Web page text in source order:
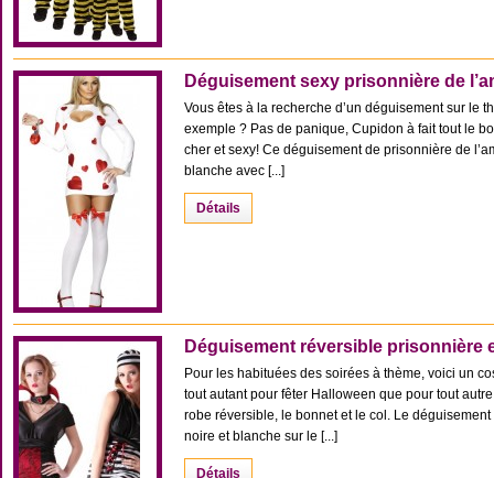
Déguisement sexy prisonnière de
Vous êtes à la recherche d’un déguisement sur le
exemple ? Pas de panique, Cupidon à fait tout le
cher et sexy! Ce déguisement de prisonnière de
blanche avec [...]
Détails
Déguisement réversible prisonnière
Pour les habituées des soirées à thème, voici un
tout autant pour fêter Halloween que pour tout
robe réversible, le bonnet et le col. Le
noire et blanche sur le [...]
Détails